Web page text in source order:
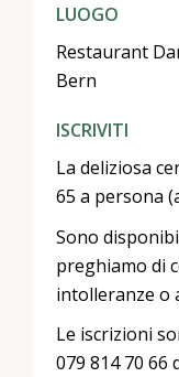
LUOGO
Restaurant
Bern
ISCRIVITI
La deliziosa
65 a persona
Sono
preghiamo di
intolleranze o
Le iscrizioni
079 814 70 66